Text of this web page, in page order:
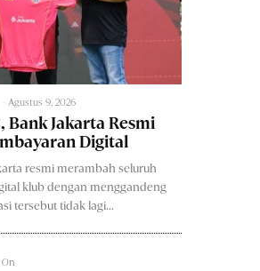
Agustus 9, 2026
Bank Jakarta Resmi
Digital
resmi merambah seluruh
klub dengan menggandeng
tersebut tidak lagi...